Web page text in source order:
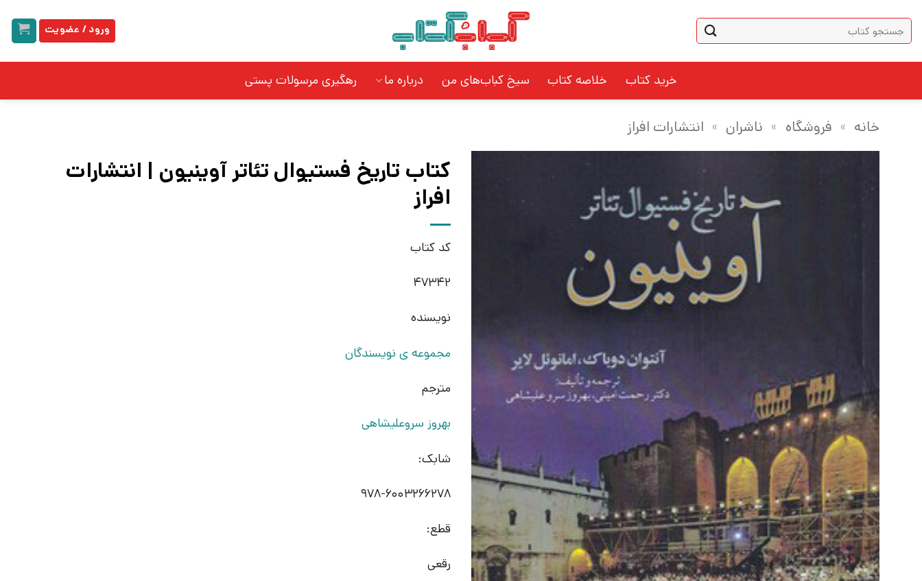
content
جستجو
برای:
ورود / عضویت
خرید کتاب خلاصه کتاب سیخ کباب‌های من درباره ما رهگیری مرسولات پستی
خانه » فروشگاه » ناشران » انتشارات افراز
کتاب تاریخ فستیوال تئاتر آوینیون | انتشارات
افراز
کد کتاب
47342
نویسنده
مجموعه ی نویسندگان
مترجم
بهروز سروعلیشاهی
شابک:
978-6003266278
قطع:
رقعی